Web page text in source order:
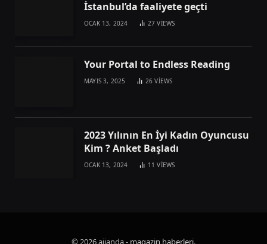
İstanbul’da faaliyete geçti
OCAK 13, 2024 27VIEWS
Your Portal to Endless Reading
MAYIS 3, 2025 26VIEWS
2023 Yılının En İyi Kadın Oyuncusu
Kim ? Anket Başladı
OCAK 13, 2024 11VIEWS
© 2026 ajjanda - magazin haberleri.